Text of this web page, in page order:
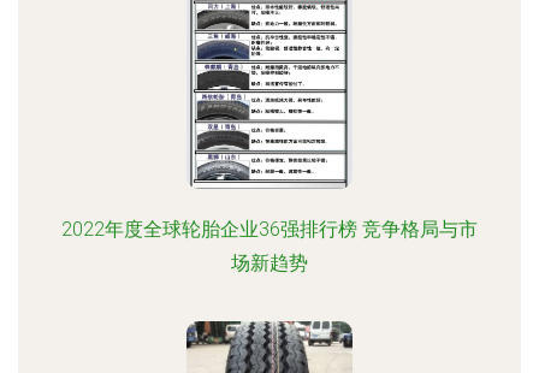
2022年度全球轮胎企业36强排行榜 竞争格局与市
场新趋势